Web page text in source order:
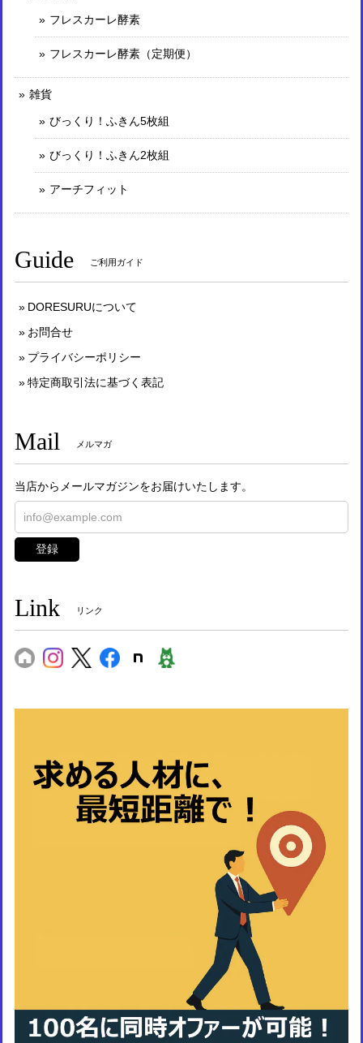
フレスカーレ酵素
フレスカーレ酵素（定期便）
雑貨
びっくり！ふきん5枚組
びっくり！ふきん2枚組
アーチフィット
Guide ご利用ガイド
DORESURUについて
お問合せ
プライバシーポリシー
特定商取引法に基づく表記
Mail メルマガ
当店からメールマガジンをお届けいたします。
登録
Link リンク